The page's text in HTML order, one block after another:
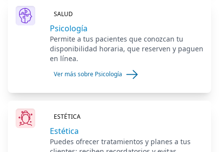
SALUD
Psicología
Permite a tus pacientes que conozcan tu
disponibilidad horaria, que reserven y paguen
en línea.
Ver más sobre Psicología
ESTÉTICA
Estética
Puedes ofrecer tratamientos y planes a tus